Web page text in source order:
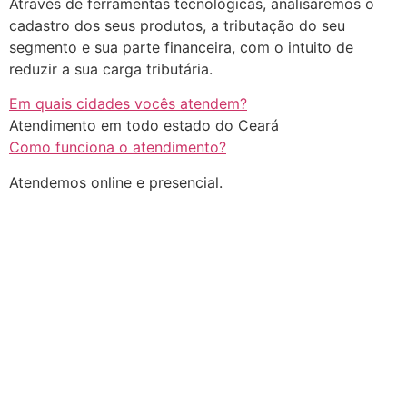
cadastro dos seus produtos, a tributação do seu
segmento e sua parte financeira, com o intuito de
reduzir a sua carga tributária.
Em quais cidades vocês atendem?
Atendimento em todo estado do Ceará
Como funciona o atendimento?
Atendemos online e presencial.